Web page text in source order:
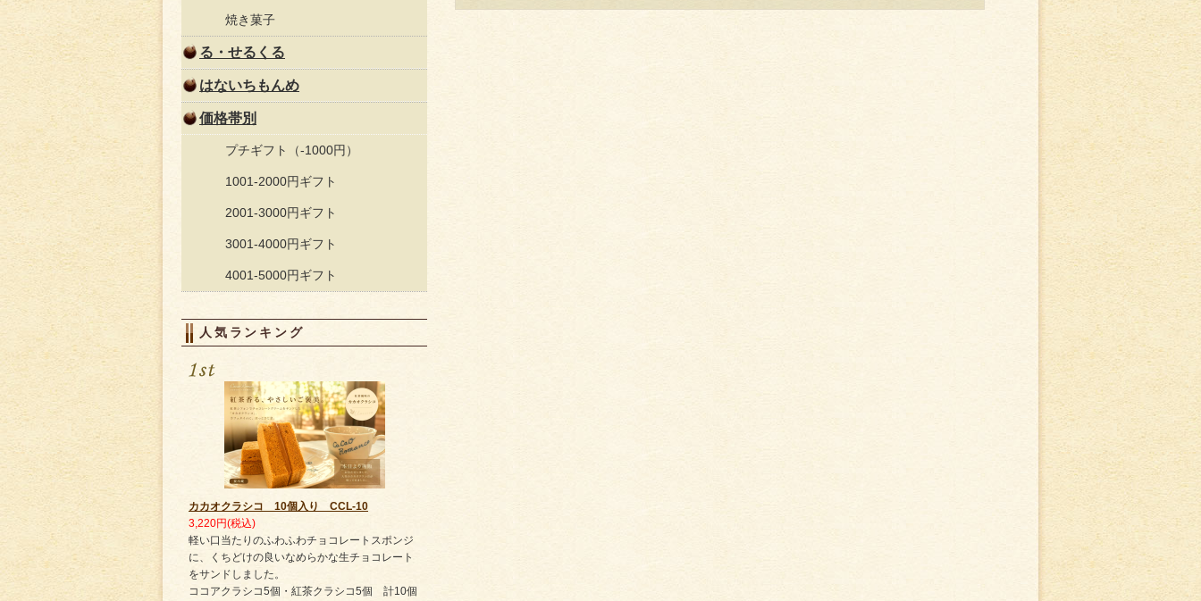
焼き菓子
る・せるくる
はないちもんめ
価格帯別
プチギフト（-1000円）
1001-2000円ギフト
2001-3000円ギフト
3001-4000円ギフト
4001-5000円ギフト
人気ランキング
カカオクラシコ 10個入り CCL-10
3,220円(税込)
軽い口当たりのふわふわチョコレートスポンジ
に、くちどけの良いなめらかな生チョコレート
をサンドしました。
ココアクラシコ5個・紅茶クラシコ5個 計10個